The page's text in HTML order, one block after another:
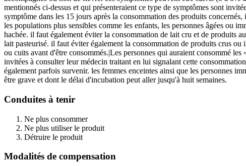
mentionnés ci-dessus et qui présenteraient ce type de symptômes sont
symptôme dans les 15 jours après la consommation des produits
les populations plus sensibles comme les enfants, les personnes âgées ou
hachée. il faut également éviter la consommation de lait cru et de produits
lait pasteurisé. il faut éviter également la consommation de produits crus
ou cuits avant d'être consommés.|Les personnes qui auraient consommé
invitées à consulter leur médecin traitant en lui signalant cette
également parfois survenir. les femmes enceintes ainsi que les personnes
être grave et dont le délai d'incubation peut aller jusqu'à huit semaines.
Conduites à tenir
Ne plus consommer
Ne plus utiliser le produit
Détruire le produit
Modalités de compensation